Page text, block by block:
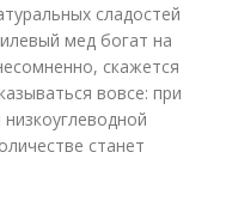
сладостей
мед богат на
скажется
вовсе: при
станет